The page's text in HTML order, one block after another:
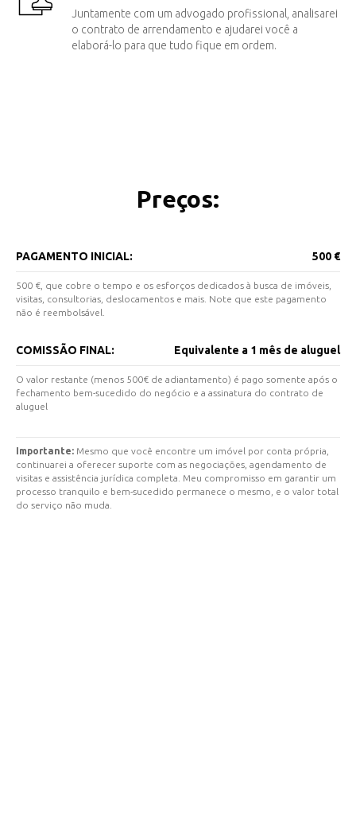
Juntamente com um advogado profissional, analisarei
o contrato de arrendamento e ajudarei você a
elaborá-lo para que tudo fique em ordem.
Preços:
PAGAMENTO INICIAL: 500 €
500 €, que cobre o tempo e os esforços dedicados à busca de imóveis,
visitas, consultorias, deslocamentos e mais. Note que este pagamento
não é reembolsável.
COMISSÃO FINAL: Equivalente a 1 mês de aluguel
O valor restante (menos 500€ de adiantamento) é pago somente após o
fechamento bem-sucedido do negócio e a assinatura do contrato de
aluguel
Importante: Mesmo que você encontre um imóvel por conta própria,
continuarei a oferecer suporte com as negociações, agendamento de
visitas e assistência jurídica completa. Meu compromisso em garantir um
processo tranquilo e bem-sucedido permanece o mesmo, e o valor total
do serviço não muda.